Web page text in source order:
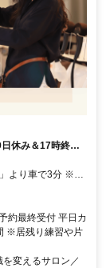
休み＆17時終業
約最終受付 平日カ
※居残り練習や片
変えるサロン／